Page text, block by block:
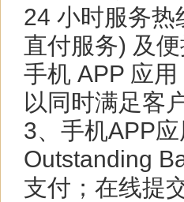
24 小时服务热
直付服务) 及
手机 APP 应
以同时满足客
3、手机APP
Outstanding
支付；在线提